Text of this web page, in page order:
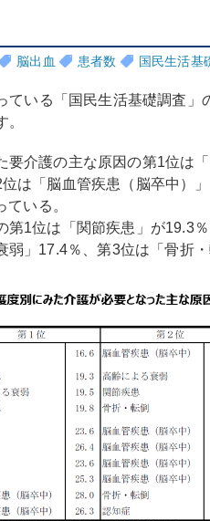
脳出血 患者数 国民生活基
いる「国民生活基礎調査」
要介護の主な原因の第1位は
は「脳血管疾患（脳卒中）
いる。
第1位は「関節疾患」が19.3
弱」17.4％、第3位は「骨折